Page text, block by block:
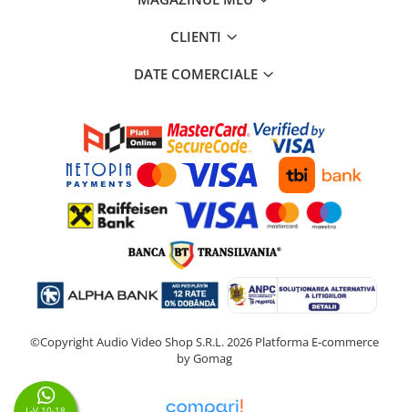
CLIENTI
DATE COMERCIALE
©Copyright Audio Video Shop S.R.L. 2026 Platforma E-commerce
by Gomag